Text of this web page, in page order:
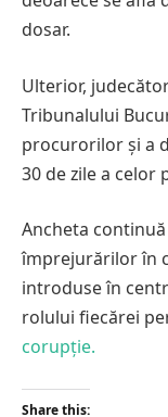
dosar.
Ulterior,
Tribunalului
procurorilor și a
30 de zile a celor
Ancheta
împrejurărilor în
introduse în
rolului fiecărei
corupție.
Share this: